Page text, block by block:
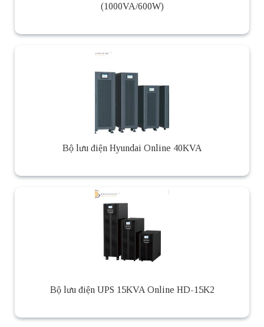
(1000VA/600W)
Bộ lưu điện Hyundai Online 40KVA
Bộ lưu điện UPS 15KVA Online HD-15K2